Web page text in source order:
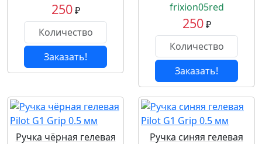
250₽
Заказать!
frixion05red
250₽
Заказать!
Ручка чёрная гелевая Ручка синяя гелевая